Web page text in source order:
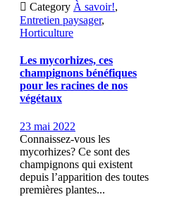
 Category À savoir!,
Entretien paysager,
Horticulture
Les mycorhizes, ces
champignons bénéfiques
pour les racines de nos
végétaux
23 mai 2022
Connaissez-vous les
mycorhizes? Ce sont des
champignons qui existent
depuis l’apparition des toutes
premières plantes...